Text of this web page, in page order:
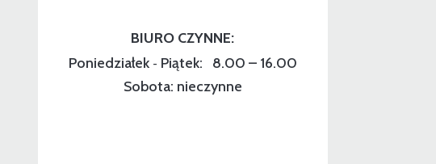
BIURO CZYNNE:
Poniedziałek - Piątek: 8.00 – 16.00
Sobota: nieczynne